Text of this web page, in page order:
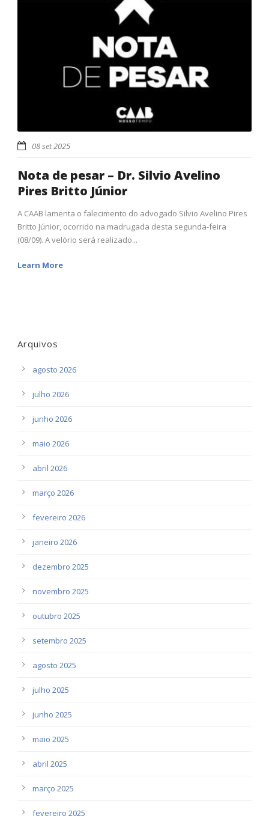
08 set 2025
Nota de pesar – Dr. Silvio Avelino
Pires Britto Júnior
A CAAB lamenta o falecimento do advogado Silvio Avelino Pires
Britto Júnior, ocorrido na madrugada desta segunda-feira
(08/09). A velório será realizado...
Learn More
Arquivos
agosto 2026
julho 2026
junho 2026
maio 2026
abril 2026
março 2026
fevereiro 2026
janeiro 2026
dezembro 2025
novembro 2025
outubro 2025
setembro 2025
agosto 2025
julho 2025
junho 2025
maio 2025
abril 2025
março 2025
fevereiro 2025